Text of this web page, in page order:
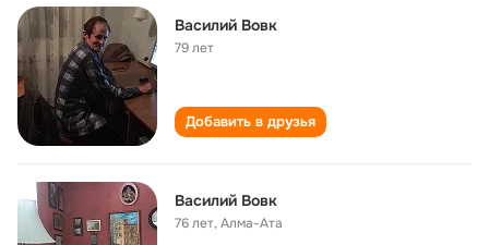
Василий Вовк
79 лет
Добавить в друзья
Василий Вовк
76 лет,Алма-Ата